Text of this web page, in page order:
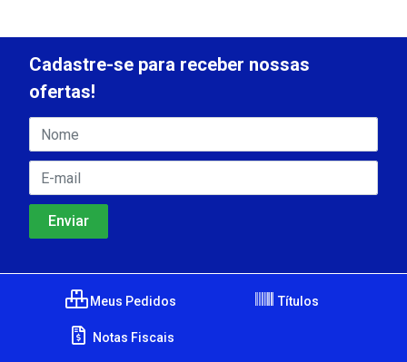
Cadastre-se para receber nossas
ofertas!
Meus Pedidos Títulos
Notas Fiscais